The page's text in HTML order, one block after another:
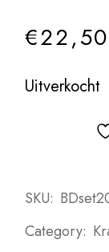
€22,50
Uitverkocht
SKU:
Category: